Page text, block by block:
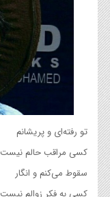
تو رفته‌ای و پریشانم
کسی مراقب حالم نیست
سقوط می‌کنم و انگار
کسی به فکر زوالم نیست